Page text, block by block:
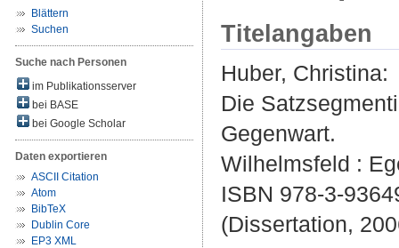
Blättern
Suchen
Suche nach Personen
im Publikationsserver
bei BASE
bei Google Scholar
Daten exportieren
ASCII Citation
Atom
BibTeX
Dublin Core
EP3 XML
Titelangaben
Huber, Christina:
Die
Gegenwart.
Wilhelmsfeld :
ISBN 978-3-
(Dissertation,